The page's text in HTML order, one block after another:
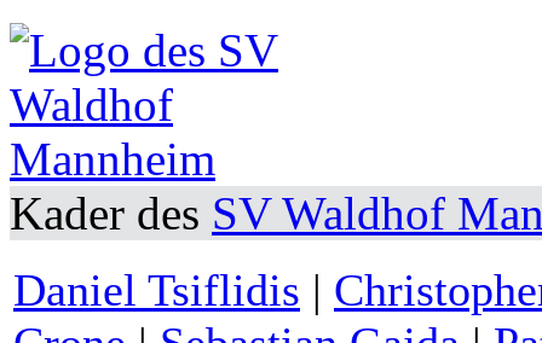
Kader des SV Waldhof
Daniel Tsiflidis |